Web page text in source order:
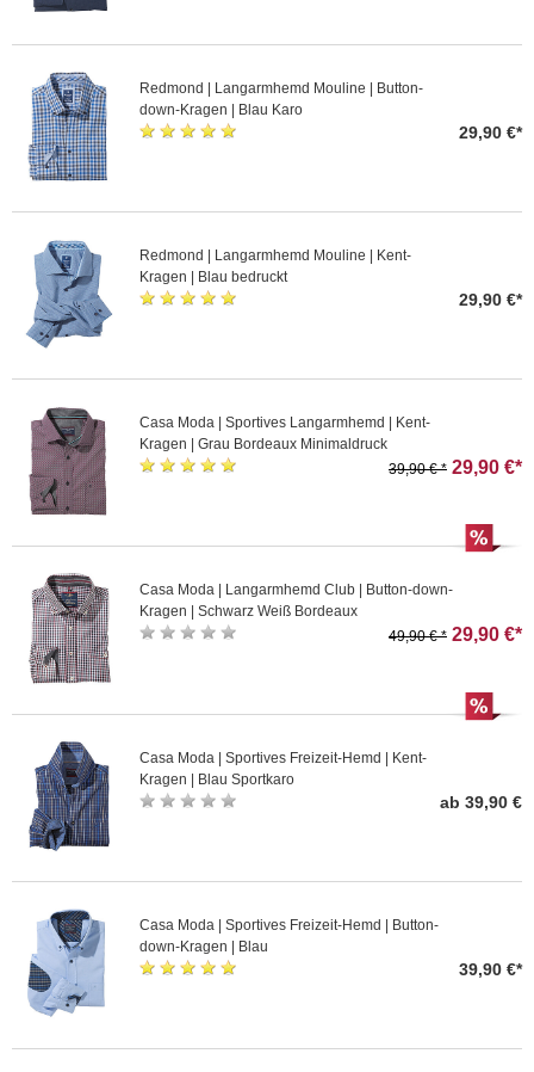
Redmond | Langarmhemd Mouline | Button-
down-Kragen | Blau Karo
29,90 €*
Redmond | Langarmhemd Mouline | Kent-
Kragen | Blau bedruckt
29,90 €*
Casa Moda | Sportives Langarmhemd | Kent-
Kragen | Grau Bordeaux Minimaldruck
39,90 € * 29,90 €*
Casa Moda | Langarmhemd Club | Button-down-
Kragen | Schwarz Weiß Bordeaux
49,90 € * 29,90 €*
Casa Moda | Sportives Freizeit-Hemd | Kent-
Kragen | Blau Sportkaro
ab 39,90 €
Casa Moda | Sportives Freizeit-Hemd | Button-
down-Kragen | Blau
39,90 €*